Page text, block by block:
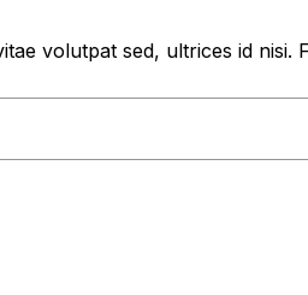
volutpat sed, ultrices id nisi.